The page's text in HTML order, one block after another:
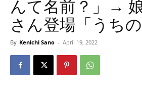
んて名前？」→
さん登場「うちの
By Kenichi Sano - April 19, 2022